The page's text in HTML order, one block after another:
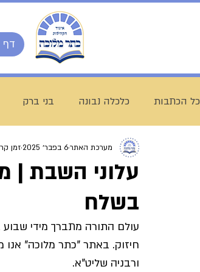
דף
כל הכתבות כלכלה נבונה בני ברק
השיעור השבועי ספרי מרן בית
חג שבועות ת"ת לחם הביכורים
עולם התורה הרב עובדיה חן דף
עלוני השבת |
בשלח
מערכת האתר6 בפבר׳ 2025 זמן קריאה
עולם התורה מתברך מידי שבוע
חיזוק. באתר "כתר מלוכה" אנו
ורבניה שליט"א.